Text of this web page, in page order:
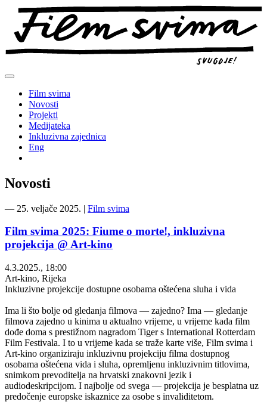
Preskoči
sadržaj
Film svima
Novosti
Projekti
Medijateka
Inkluzivna zajednica
Eng
Novosti
― 25. veljače 2025. | Film svima
Film svima 2025: Fiume o morte!, inkluzivna
projekcija @ Art-kino
4.3.2025., 18:00
Art-kino, Rijeka
Inkluzivne projekcije dostupne osobama oštećena sluha i vida
Ima li što bolje od gledanja filmova — zajedno? Ima — gledanje
filmova zajedno u kinima u aktualno vrijeme, u vrijeme kada film
dođe doma s prestižnom nagradom Tiger s International Rotterdam
Film Festivala. I to u vrijeme kada se traže karte više, Film svima i
Art-kino organiziraju inkluzivnu projekciju filma dostupnog
osobama oštećena vida i sluha, opremljenu inkluzivnim titlovima,
snimkom prevoditelja na hrvatski znakovni jezik i
audiodeskripcijom. I najbolje od svega — projekcija je besplatna uz
predočenje europske iskaznice za osobe s invaliditetom.